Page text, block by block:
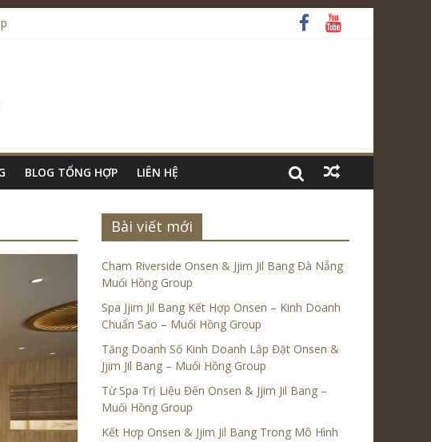
Group
Group
BLOG TỔNG HỢP LIÊN HỆ
Bài viết mới
Cham Riverside Onsen & Jjim Jil Bang Đà Nẵng
Muối Hồng Group
Spa Jjim Jil Bang Kết Hợp Onsen – Kinh Doanh
Chuẩn Sao – Muối Hồng Group
Tăng Doanh Số Kinh Doanh Lắp Đặt Onsen &
Jjim Jil Bang – Muối Hồng Group
Từ Spa Trị Liệu Đến Onsen & Jjim Jil Bang –
Muối Hồng Group
Kết Hợp Onsen & Jjim Jil Bang Trong Mô Hình